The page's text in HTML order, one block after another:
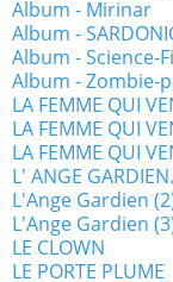
Album - Mirinar
Album -
Album - Science-
Album - Zombie-
LA FEMME QUI
LA FEMME QUI
LA FEMME QUI
L' ANGE
L'Ange Gardien
L'Ange Gardien
LE CLOWN
LE PORTE PLUME